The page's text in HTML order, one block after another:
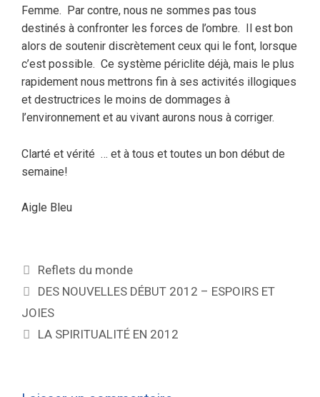
Femme. Par contre, nous ne sommes pas tous
destinés à confronter les forces de l’ombre. Il est bon
alors de soutenir discrètement ceux qui le font, lorsque
c’est possible. Ce système périclite déjà, mais le plus
rapidement nous mettrons fin à ses activités illogiques
et destructrices le moins de dommages à
l’environnement et au vivant aurons nous à corriger.
Clarté et vérité … et à tous et toutes un bon début de
semaine!
Aigle Bleu
Reflets du monde
DES NOUVELLES DÉBUT 2012 – ESPOIRS ET
JOIES
LA SPIRITUALITÉ EN 2012